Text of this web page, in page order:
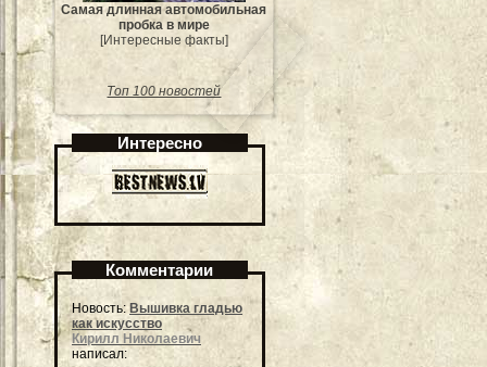
Самая длинная автомобильная
пробка в мире
[Интересные факты]
Топ 100 новостей
Интересно
Комментарии
Новость: Вышивка гладью
как искусство
Кирилл Николаевич
написал: